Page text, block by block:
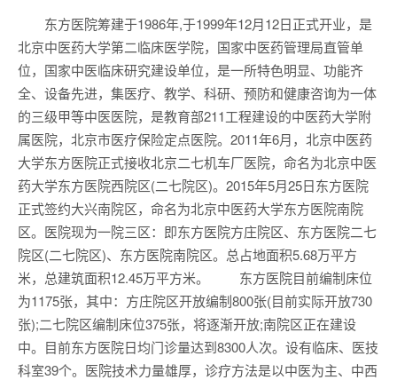
东方医院筹建于1986年,于1999年12月12日正式开业，是
北京中医药大学第二临床医学院，国家中医药管理局直管单
位，国家中医临床研究建设单位，是一所特色明显、功能齐
全、设备先进，集医疗、教学、科研、预防和健康咨询为一体
的三级甲等中医医院，是教育部211工程建设的中医药大学附
属医院，北京市医疗保险定点医院。2011年6月，北京中医药
大学东方医院正式接收北京二七机车厂医院，命名为北京中医
药大学东方医院西院区(二七院区)。2015年5月25日东方医院
正式签约大兴南院区，命名为北京中医药大学东方医院南院
区。医院现为一院三区：即东方医院方庄院区、东方医院二七
院区(二七院区)、东方医院南院区。总占地面积5.68万平方
米，总建筑面积12.45万平方米。 东方医院目前编制床位
为1175张，其中：方庄院区开放编制800张(目前实际开放730
张);二七院区编制床位375张，将逐渐开放;南院区正在建设
中。目前东方医院日均门诊量达到8300人次。设有临床、医技
科室39个。医院技术力量雄厚，诊疗方法是以中医为主、中西